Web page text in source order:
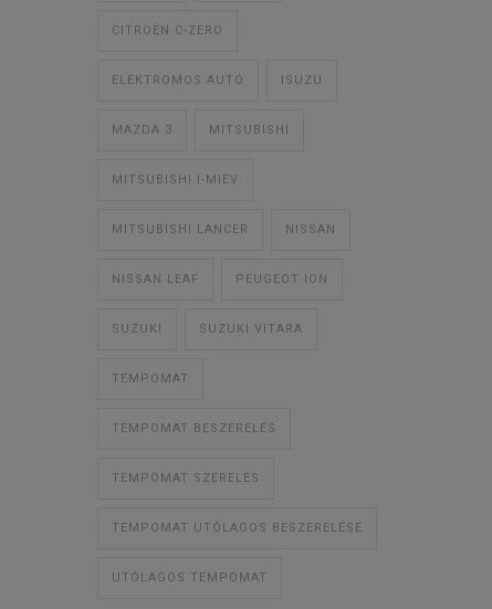
CITROËN C-ZERO
ELEKTROMOS AUTÓ ISUZU
MAZDA 3 MITSUBISHI
MITSUBISHI I-MIEV
MITSUBISHI LANCER NISSAN
NISSAN LEAF PEUGEOT ION
SUZUKI SUZUKI VITARA
TEMPOMAT
TEMPOMAT BESZERELÉS
TEMPOMAT SZERELÉS
TEMPOMAT UTÓLAGOS BESZERELÉSE
UTÓLAGOS TEMPOMAT